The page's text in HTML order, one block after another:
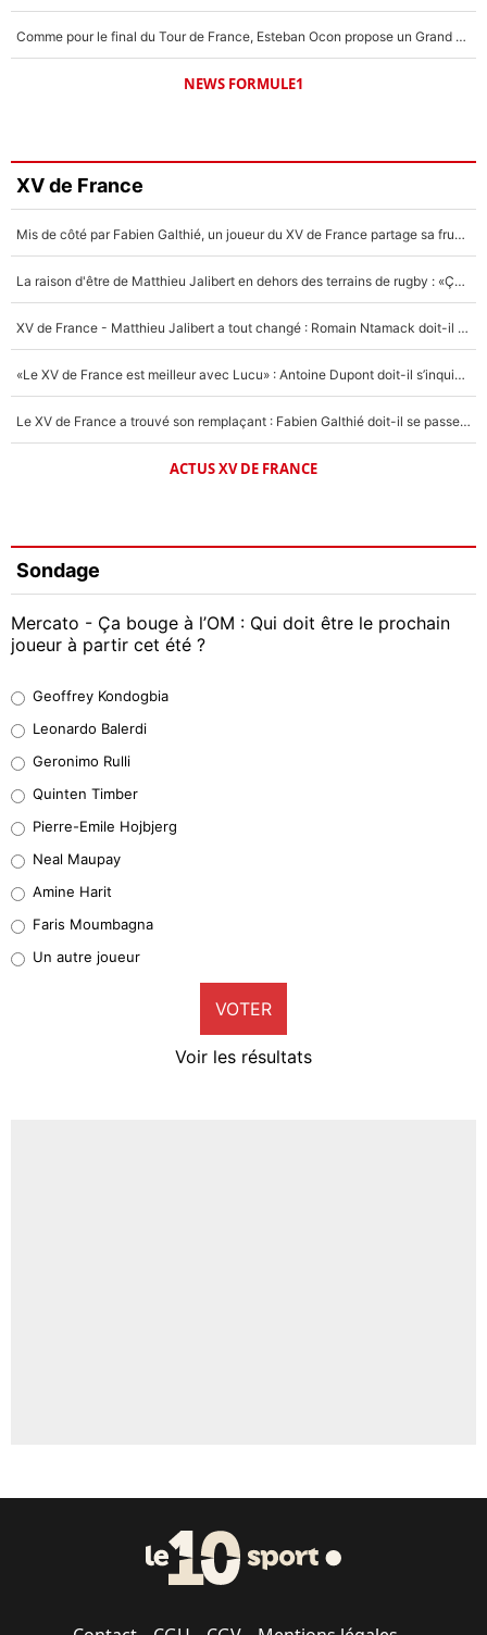
Comme pour le final du Tour de France, Esteban Ocon propose un Grand Prix de Formule 1 à Paris : «Autour de l’Arc de Triomphe, ce serait génial» !
NEWS FORMULE1
XV de France
Mis de côté par Fabien Galthié, un joueur du XV de France partage sa frustration : «ils ne me l’ont pas dit tout de suite»
La raison d'être de Matthieu Jalibert en dehors des terrains de rugby : «Ça m'atteint autant que si tu touches à un membre de ma famille»
XV de France - Matthieu Jalibert a tout changé : Romain Ntamack doit-il s’inquiéter pour sa place à un an de la Coupe du monde ?
«Le XV de France est meilleur avec Lucu» : Antoine Dupont doit-il s’inquiéter pour sa place ?
Le XV de France a trouvé son remplaçant : Fabien Galthié doit-il se passer d'Antoine Dupont ?
ACTUS XV DE FRANCE
Sondage
Mercato - Ça bouge à l’OM : Qui doit être le prochain
joueur à partir cet été ?
38%
32%
5%
1%
9%
Geoffrey Kondogbia
Leonardo Balerdi
Geronimo Rulli
Quinten Timber
Pierre-Emile Hojbjerg
Neal Maupay
Amine Harit
Faris Moumbagna
Un autre joueur
VOTER
Voir les résultats